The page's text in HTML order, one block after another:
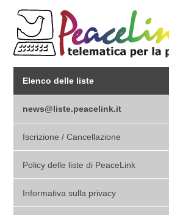
Elenco delle liste
news@liste.peacelink.it
Iscrizione / Cancellazione
Policy delle liste di PeaceLink
Informativa sulla privacy